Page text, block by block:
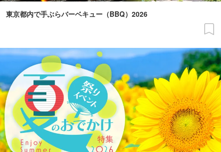
東京都内で手ぶらバーベキュー（BBQ）2026